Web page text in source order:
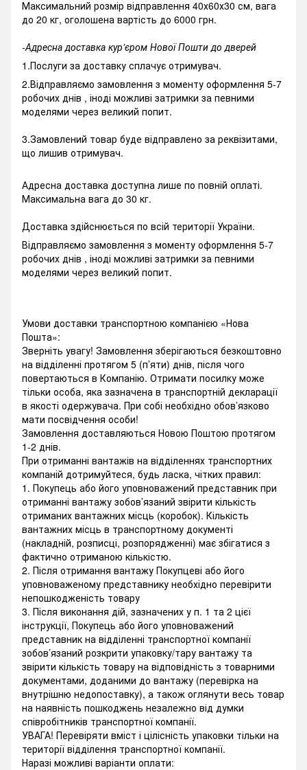
Максимальний розмір відправлення 40х60х30 см, вага
до 20 кг, оголошена вартість до 6000 грн.
-Адресна доставка кур'єром Нової Пошти до дверей
1.Послуги за доставку сплачує отримувач.
2.Відправляємо замовлення з моменту оформлення 5-7
робочих днів , іноді можливі затримки за певними
моделями через великий попит.
3.Замовлений товар буде відправлено за реквізитами,
що лишив отримувач.
Адресна доставка доступна лише по повній оплаті.
Максимальна вага до 30 кг.
Доставка здійснюється по всій території України.
Відправляємо замовлення з моменту оформлення 5-7
робочих днів , іноді можливі затримки за певними
моделями через великий попит.
Умови доставки транспортною компанією «Нова
Пошта»:
Зверніть увагу! Замовлення зберігаються безкоштовно
на відділенні протягом 5 (п’яти) днів, після чого
повертаються в Компанію. Отримати посилку може
тільки особа, яка зазначена в транспортній декларації
в якості одержувача. При собі необхідно обов’язково
мати посвідчення особи!
Замовлення доставляються Новою Поштою протягом
1-2 днів.
При отриманні вантажів на відділеннях транспортних
компаній дотримуйтеся, будь ласка, чітких правил:
1. Покупець або його уповноважений представник при
отриманні вантажу зобов’язаний звірити кількість
отриманих вантажних місць (коробок). Кількість
вантажних місць в транспортному документі
(накладній, розписці, розпорядженні) має збігатися з
фактично отриманою кількістю.
2. Після отримання вантажу Покупцеві або його
уповноваженому представнику необхідно перевірити
непошкодженість товару
3. Після виконання дій, зазначених у п. 1 та 2 цієї
інструкції, Покупець або його уповноважений
представник на відділенні транспортної компанії
зобов’язаний розкрити упаковку/тару вантажу та
звірити кількість товару на відповідність з товарними
документами, доданими до вантажу (перевірка на
внутрішню недопоставку), а також оглянути весь товар
на наявність пошкоджень незалежно від думки
співробітників транспортної компанії.
УВАГА! Перевіряти вміст і цілісність упаковки тільки на
території відділення транспортної компанії.
Наразі можливі варіанти оплати: